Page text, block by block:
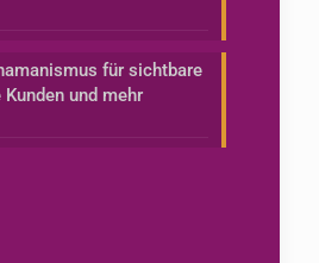
für sichtbare
und mehr